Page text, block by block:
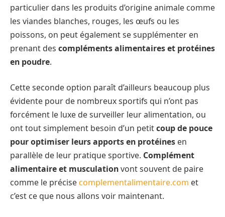
particulier dans les produits d’origine animale comme
les viandes blanches, rouges, les œufs ou les
poissons, on peut également se supplémenter en
prenant des compléments alimentaires et protéines
en poudre.
Cette seconde option paraît d’ailleurs beaucoup plus
évidente pour de nombreux sportifs qui n’ont pas
forcément le luxe de surveiller leur alimentation, ou
ont tout simplement besoin d’un petitcoup de pouce
pour optimiser leurs apports en protéines en
parallèle de leur pratique sportive. Complément
alimentaire et musculationvont souvent de paire
comme le précisecomplementalimentaire.com et
c’est ce que nous allons voir maintenant.